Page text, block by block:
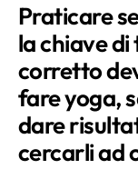
Praticare
la chiave di
corretto
fare yoga,
dare
cercarli ad